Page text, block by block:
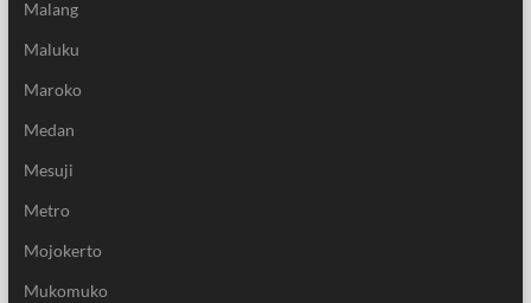
Malang
Maluku
Maroko
Medan
Mesuji
Metro
Mojokerto
Mukomuko